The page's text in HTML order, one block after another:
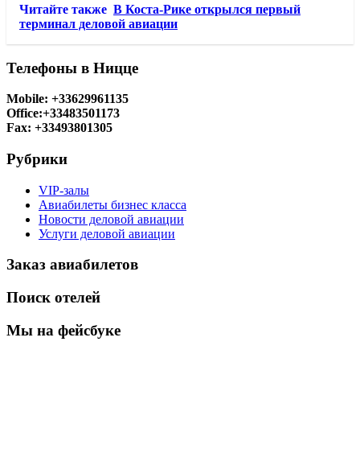
Читайте также В Коста-Рике открылся первый
терминал деловой авиации
Телефоны в Ницце
Mobile: +33629961135
Office:+33483501173
Fax: +33493801305
Рубрики
VIP-залы
Авиабилеты бизнес класса
Новости деловой авиации
Услуги деловой авиации
Заказ авиабилетов
Поиск отелей
Мы на фейсбуке